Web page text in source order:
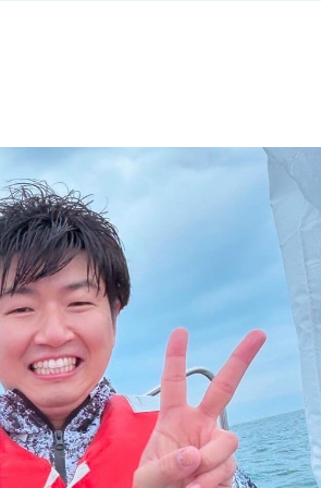
TOPページ
出船までの流れ
最新釣果
船の紹介
乗船料金